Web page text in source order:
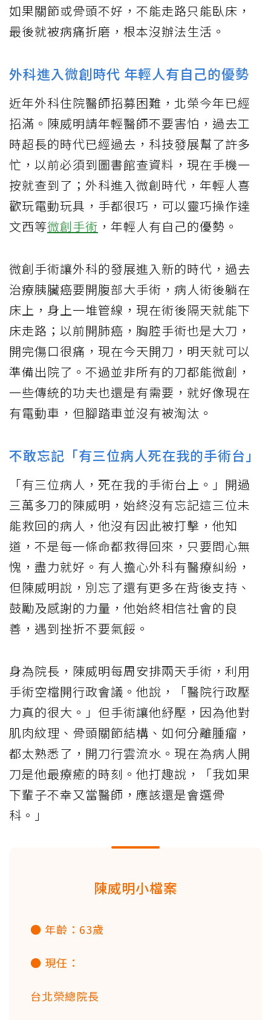
如果關節或骨頭不好，不能走路只能臥床，
最後就被病痛折磨，根本沒辦法生活。
外科進入微創時代 年輕人有自己的優勢
近年外科住院醫師招募困難，北榮今年已經
招滿。陳威明請年輕醫師不要害怕，過去工
時超長的時代已經過去，科技發展幫了許多
忙，以前必須到圖書館查資料，現在手機一
按就查到了；外科進入微創時代，年輕人喜
歡玩電動玩具，手都很巧，可以靈巧操作達
文西等微創手術 ，年輕人有自己的優勢。
微創手術讓外科的發展進入新的時代，過去
治療胰臟癌要開腹部大手術，病人術後躺在
床上，身上一堆管線，現在術後隔天就能下
床走路；以前開肺癌，胸腔手術也是大刀，
開完傷口很痛，現在今天開刀，明天就可以
準備出院了。不過並非所有的刀都能微創，
一些傳統的功夫也還是有需要，就好像現在
有電動車，但腳踏車並沒有被淘汰。
不敢忘記「有三位病人死在我的手術台」
「有三位病人，死在我的手術台上。」開過
三萬多刀的陳威明，始終沒有忘記這三位未
能救回的病人，他沒有因此被打擊，他知
道，不是每一條命都救得回來，只要問心無
愧，盡力就好。有人擔心外科有醫療糾紛，
但陳威明說，別忘了還有更多在背後支持、
鼓勵及感謝的力量，他始終相信社會的良
善，遇到挫折不要氣餒。
身為院長，陳威明每周安排兩天手術，利用
手術空檔開行政會議。他說，「醫院行政壓
力真的很大。」但手術讓他紓壓，因為他對
肌肉紋理、骨頭關節結構、如何分離腫瘤，
都太熟悉了，開刀行雲流水。現在為病人開
刀是他最療癒的時刻。他打趣說，「我如果
下輩子不幸又當醫師，應該還是會選骨
科。」
陳威明小檔案
● 年齡：63歲
● 現任：
台北榮總院長